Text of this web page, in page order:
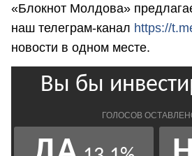
«Блокнот Молдова»
наш телеграм-канал https://
новости в одном месте.